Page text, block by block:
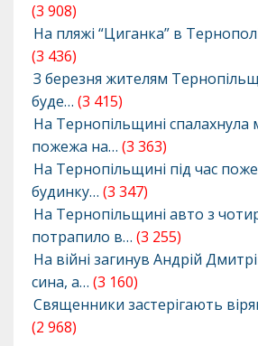
(3 908)
На пляжі “Циганка” в
(3 436)
З березня жителям
буде… (3 415)
На Тернопільщині спалахнула
пожежа на… (3 363)
На Тернопільщині під час
будинку… (3 347)
На Тернопільщині авто з
потрапило в… (3 255)
На війні загинув Андрій
сина, а… (3 160)
Священники застерігають
(2 968)